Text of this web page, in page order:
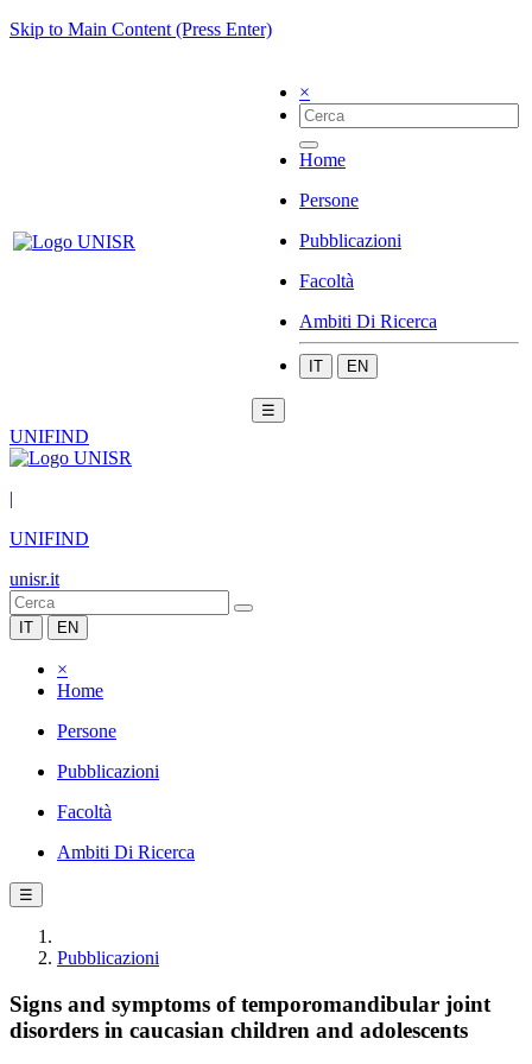
Skip to Main Content (Press Enter)
×
Home
Persone
Pubblicazioni
Facoltà
Ambiti Di Ricerca
IT EN
☰
UNIFIND
|
UNIFIND
unisr.it
IT EN
×
Home
Persone
Pubblicazioni
Facoltà
Ambiti Di Ricerca
☰
Pubblicazioni
Signs and symptoms of temporomandibular joint
disorders in caucasian children and adolescents